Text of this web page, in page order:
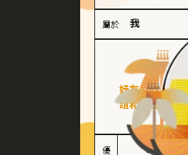
屬於 我
好友型的人喜
誼和信任，穩
優
擅長聆聽